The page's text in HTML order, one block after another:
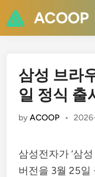
to
content
ACOOP
삼성 브라
일 정식 출
byACOOP •
삼성전자가 ‘삼
버전을 3월 25일